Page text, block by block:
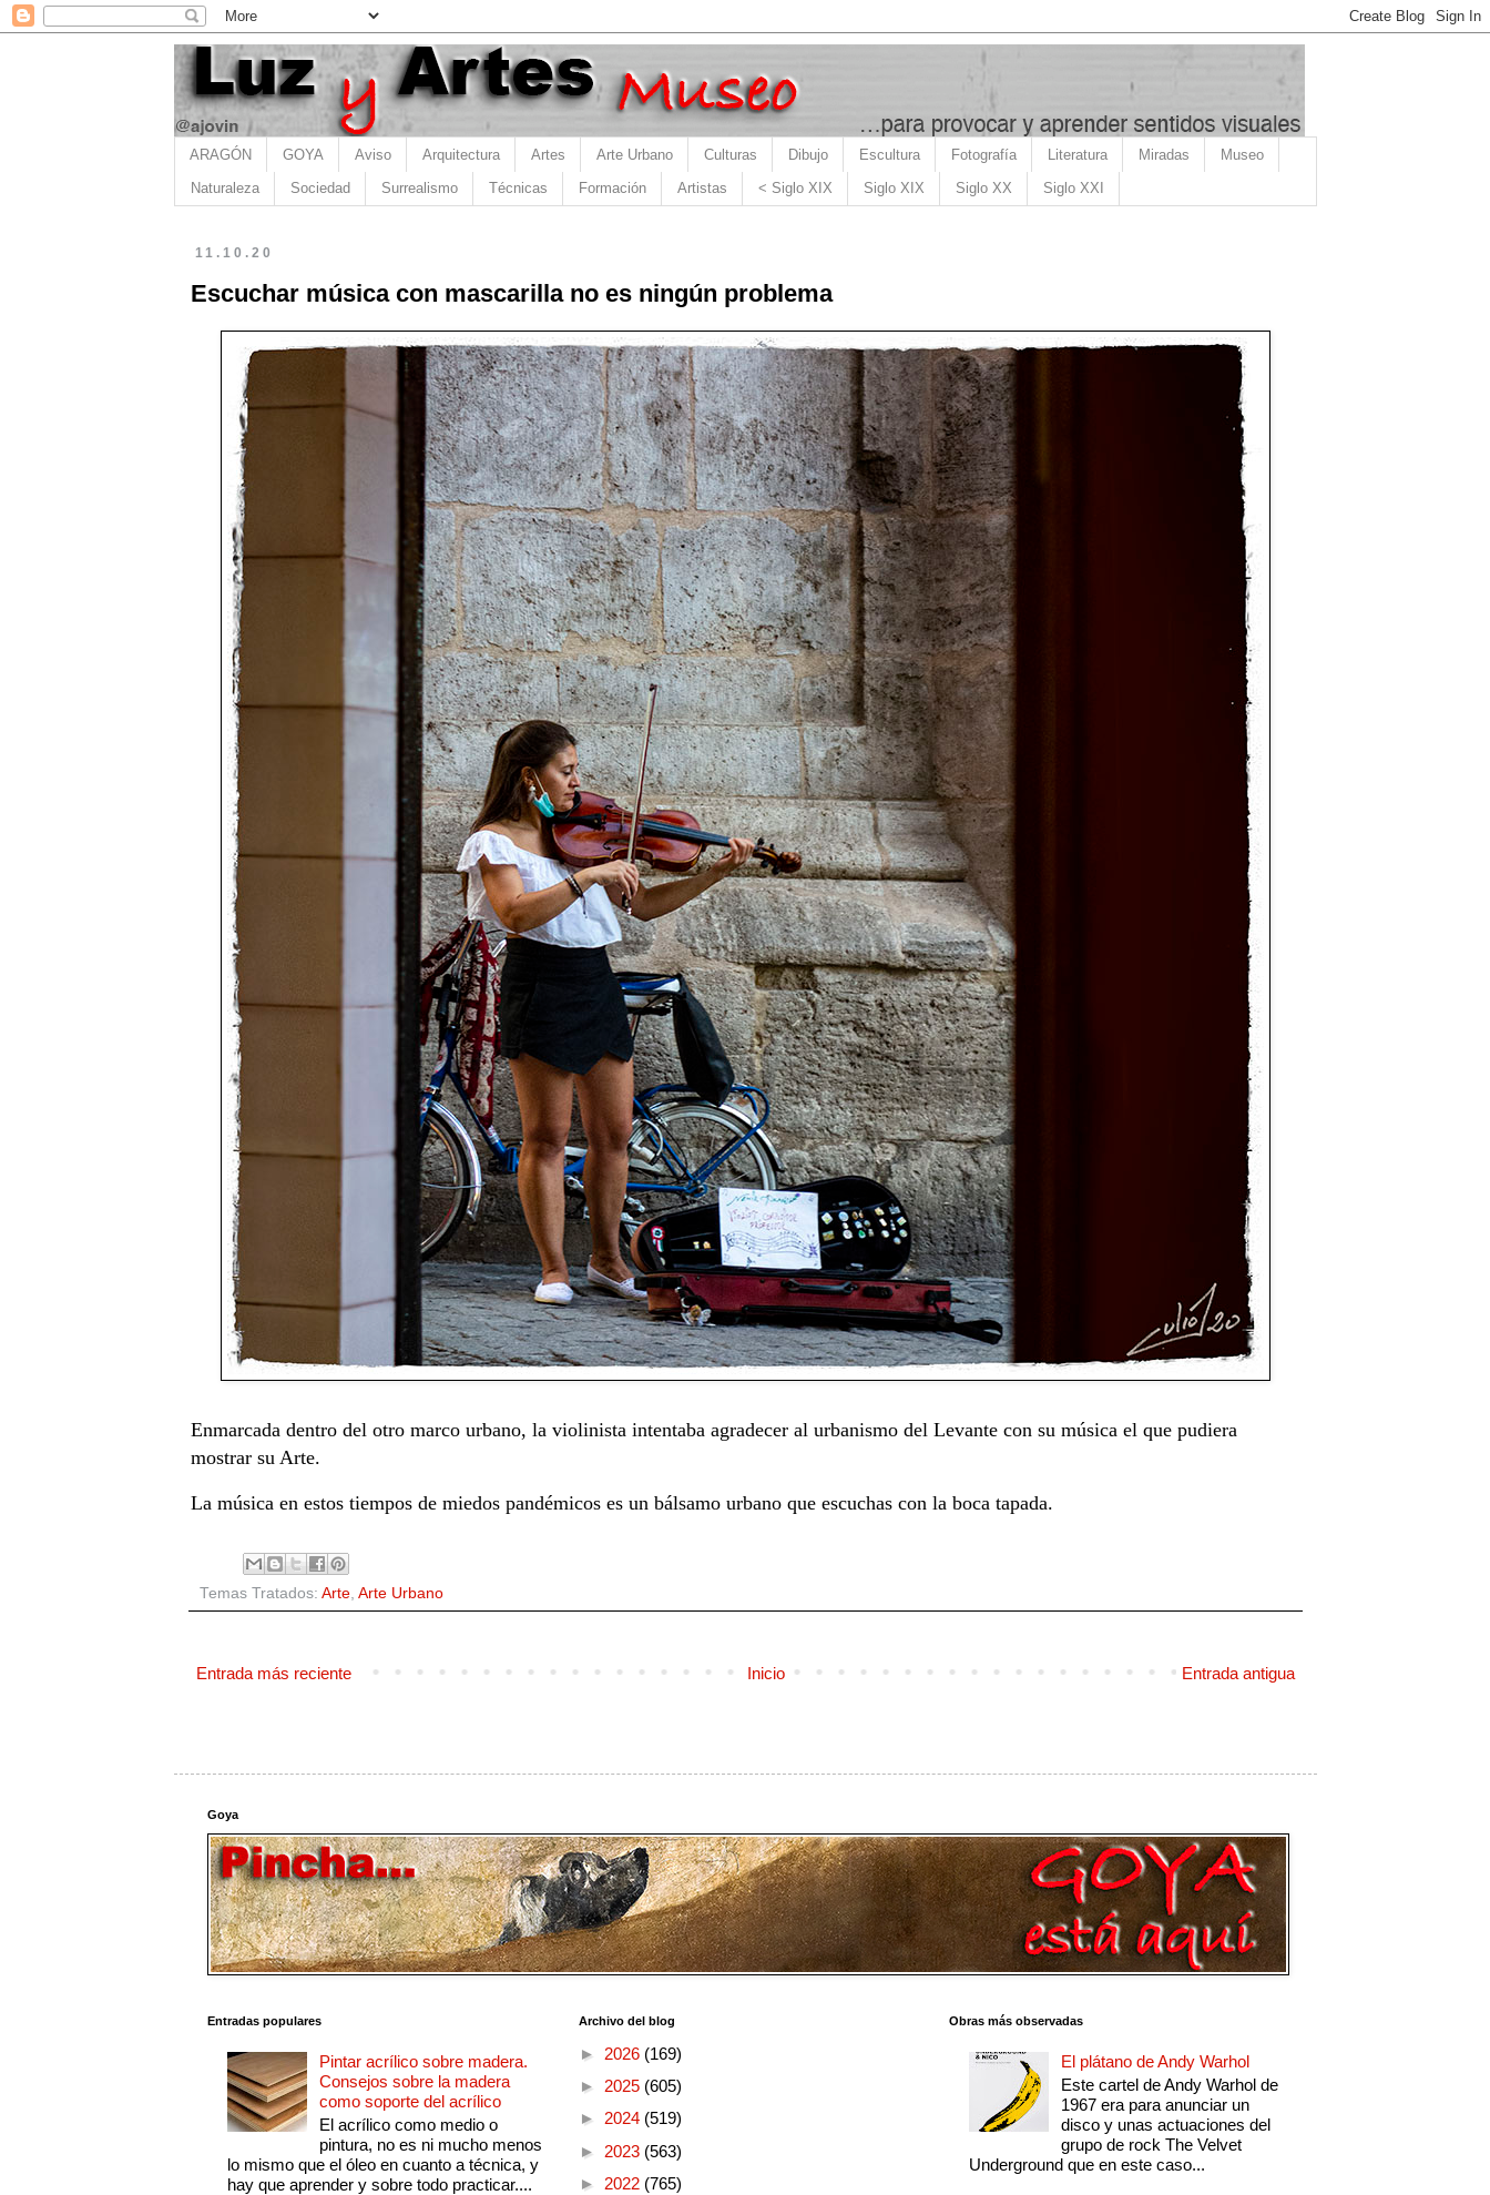
ARAGÓN GOYA Aviso Arquitectura Artes Arte Urbano Culturas Dibujo Escultura Fotografía Literatura Miradas Museo
Naturaleza Sociedad Surrealismo Técnicas Formación Artistas < Siglo XIX Siglo XIX Siglo XX Siglo XXI
11.10.20
Escuchar música con mascarilla no es ningún problema
Enmarcada dentro del otro marco urbano, la violinista intentaba agradecer al urbanismo del Levante con su música el que pudiera
mostrar su Arte.
La música en estos tiempos de miedos pandémicos es un bálsamo urbano que escuchas con la boca tapada.
Temas Tratados: Arte, Arte Urbano
Entrada más reciente Entrada antigua
Inicio
Goya
Entradas populares
Pintar acrílico sobre madera.
Consejos sobre la madera
como soporte del acrílico
El acrílico como medio o
pintura, no es ni mucho menos
lo mismo que el óleo en cuanto a técnica, y
hay que aprender y sobre todo practicar....
Archivo del blog
► 2026 (169)
► 2025 (605)
► 2024 (519)
► 2023 (563)
► 2022 (765)
Obras más observadas
El plátano de Andy Warhol
Este cartel de Andy Warhol de
1967 era para anunciar un
disco y unas actuaciones del
grupo de rock The Velvet
Underground que en este caso...